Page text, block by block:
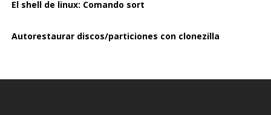
El shell de linux: Comando sort
Autorestaurar discos/particiones con clonezilla